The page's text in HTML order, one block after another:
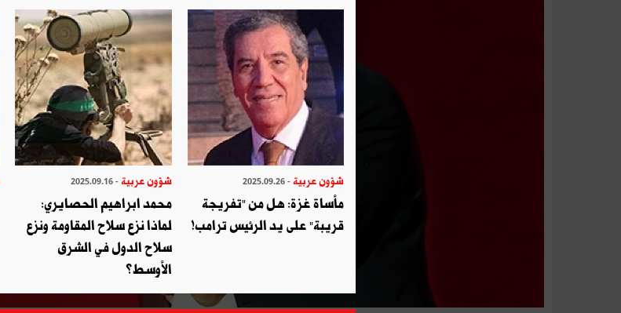
شؤون عربية - 2025.09.26
مأساة غزة: هل من "تفريجة
قريبة" على يد الرئيس ترامب!
شؤون عربية - 2025.09.16
محمد ابراهيم الحصايري:
لماذا نزع سلاح المقاومة ونزع
سلاح الدول في الشرق
الأوسط؟